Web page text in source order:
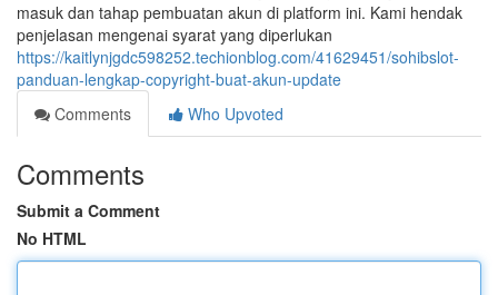
masuk dan tahap pembuatan akun di platform ini. Kami hendak
penjelasan mengenai syarat yang diperlukan
https://kaitlynjgdc598252.techionblog.com/41629451/sohibslot-
panduan-lengkap-copyright-buat-akun-update
Comments
Who Upvoted
Comments
Submit a Comment
No HTML